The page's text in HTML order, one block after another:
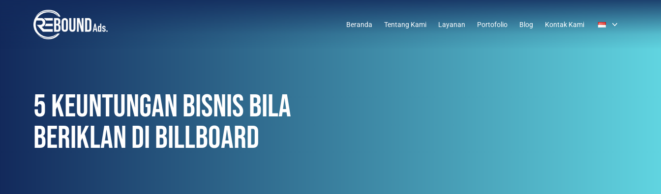
Beranda Tentang Kami Layanan Portofolio Blog Kontak Kami
5 KEUNTUNGAN BISNIS BILA
BERIKLAN DI BILLBOARD